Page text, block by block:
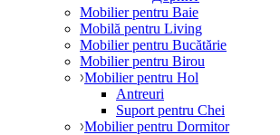
Mobilier pentru Baie
Mobilă pentru Living
Mobilier pentru Bucătărie
Mobilier pentru Birou
Mobilier pentru Hol
Antreuri
Suport pentru Chei
Mobilier pentru Dormitor